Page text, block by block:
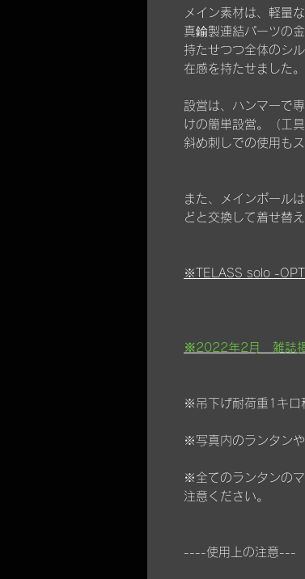
メイン素材は、軽量
真鍮製連結パーツの
持たせつつ全体のシ
在感を持たせました。
設営は、ハンマーで
けの簡単設営。（工具
斜め刺しでの使用も
また、メインポール
どと交換して着せ替
※ TELASS solo -
※2022年2月 雑誌掲
※吊下げ耐荷重1キロ
※写真内のランタンや
※全てのランタンの
注意ください。
----使用上の注意---